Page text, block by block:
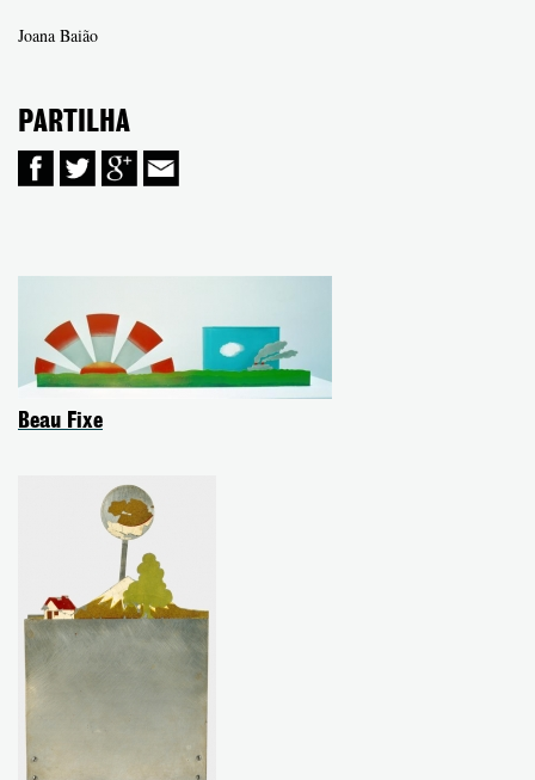
Joana Baião
PARTILHA
Beau Fixe